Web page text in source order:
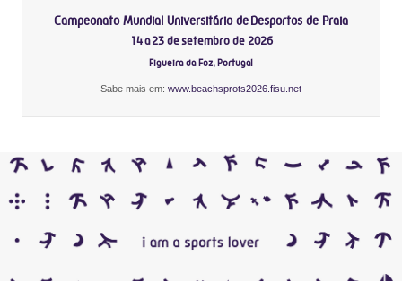
Campeonato Mundial Universitário de Desportos de Praia
14 a 23 de setembro de 2026
Figueira da Foz, Portugal
Sabe mais em: www.beachsprots2026.fisu.net